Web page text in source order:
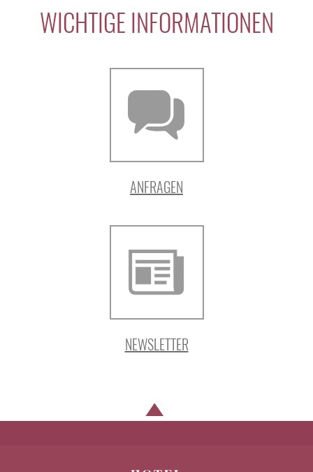
WICHTIGE INFORMATIONEN
ANFRAGEN
NEWSLETTER